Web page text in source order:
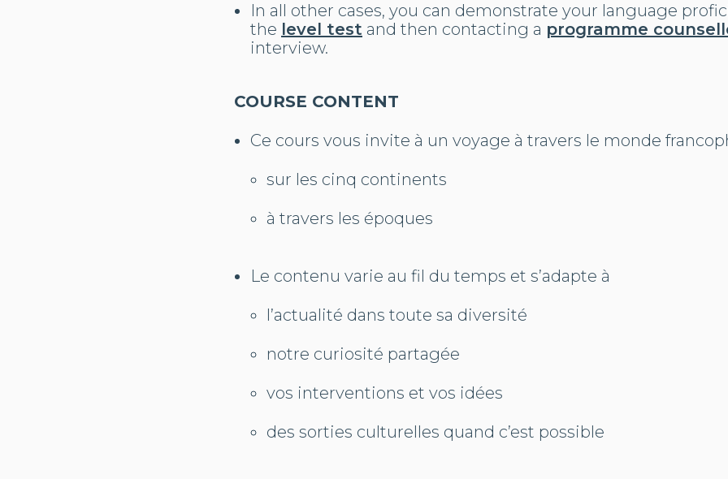
In all other cases, you can demonstrate your language
the level test and then contacting a programme
interview.
COURSE CONTENT
Ce cours vous invite à un voyage à travers le monde
sur les cinq continents
à travers les époques
Le contenu varie au fil du temps et s’adapte à
l’actualité dans toute sa diversité
notre curiosité partagée
vos interventions et vos idées
des sorties culturelles quand c’est possible